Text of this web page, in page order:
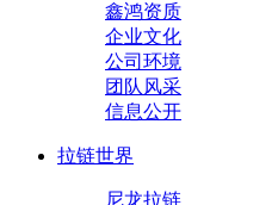
鑫鸿资质
企业文化
公司环境
团队风采
信息公开
拉链世界
尼龙拉链